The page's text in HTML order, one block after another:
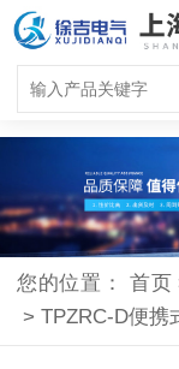
您的位置： 首页
> TPZRC-D便携